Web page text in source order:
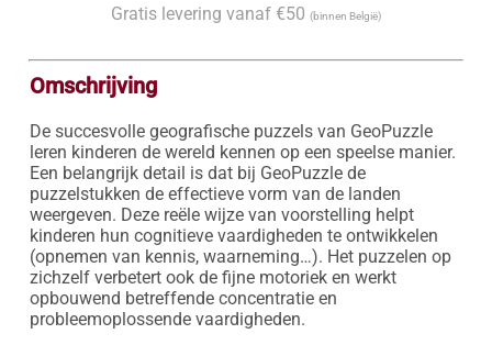
Gratis levering vanaf €50 (binnen België)
Omschrijving
De succesvolle geografische puzzels van GeoPuzzle
leren kinderen de wereld kennen op een speelse manier.
Een belangrijk detail is dat bij GeoPuzzle de
puzzelstukken de effectieve vorm van de landen
weergeven. Deze reële wijze van voorstelling helpt
kinderen hun cognitieve vaardigheden te ontwikkelen
(opnemen van kennis, waarneming…). Het puzzelen op
zichzelf verbetert ook de fijne motoriek en werkt
opbouwend betreffende concentratie en
probleemoplossende vaardigheden.